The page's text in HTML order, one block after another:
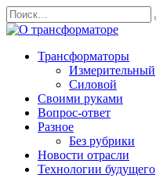
Перейти
к
содержанию
Search
for:
Трансформаторы
Измерительный
Силовой
Своими руками
Вопрос-ответ
Разное
Без рубрики
Новости отрасли
Технологии будущего